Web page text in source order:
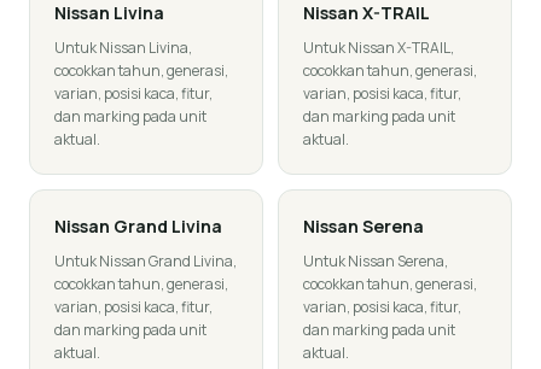
Nissan Livina
Untuk Nissan Livina,
cocokkan tahun, generasi,
varian, posisi kaca, fitur,
dan marking pada unit
aktual.
Nissan X-TRAIL
Untuk Nissan X-TRAIL,
cocokkan tahun, generasi,
varian, posisi kaca, fitur,
dan marking pada unit
aktual.
Nissan Grand Livina
Untuk Nissan Grand Livina,
cocokkan tahun, generasi,
varian, posisi kaca, fitur,
dan marking pada unit
aktual.
Nissan Serena
Untuk Nissan Serena,
cocokkan tahun, generasi,
varian, posisi kaca, fitur,
dan marking pada unit
aktual.